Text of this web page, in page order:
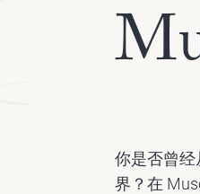
你是否曾
界？在